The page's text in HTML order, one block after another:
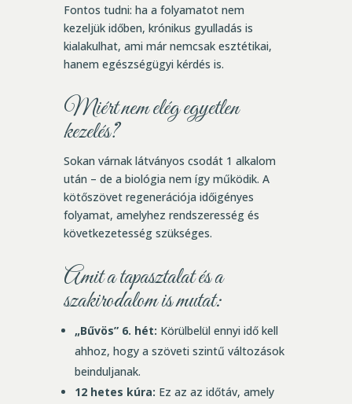
Fontos tudni: ha a folyamatot nem
kezeljük időben, krónikus gyulladás is
kialakulhat, ami már nemcsak esztétikai,
hanem egészségügyi kérdés is.
Miért nem elég egyetlen
kezelés?
Sokan várnak látványos csodát 1 alkalom
után – de a biológia nem így működik. A
kötőszövet regenerációja időigényes
folyamat, amelyhez rendszeresség és
következetesség szükséges.
Amit a tapasztalat és a
szakirodalom is mutat:
„Bűvös” 6. hét: Körülbelül ennyi idő kell
ahhoz, hogy a szöveti szintű változások
beinduljanak.
12 hetes kúra: Ez az az időtáv, amely